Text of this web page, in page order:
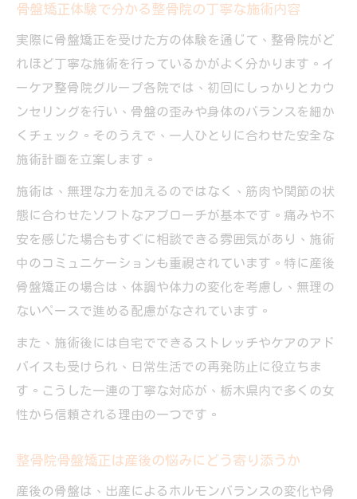
骨盤矯正体験で分かる整骨院の丁寧な施術内容
実際に骨盤矯正を受けた方の体験を通じて、整骨院がど
れほど丁寧な施術を行っているかがよく分かります。イ
ーケア整骨院グループ各院では、初回にしっかりとカウ
ンセリングを行い、骨盤の歪みや身体のバランスを細か
くチェック。そのうえで、一人ひとりに合わせた安全な
施術計画を立案します。
施術は、無理な力を加えるのではなく、筋肉や関節の状
態に合わせたソフトなアプローチが基本です。痛みや不
安を感じた場合もすぐに相談できる雰囲気があり、施術
中のコミュニケーションも重視されています。特に産後
骨盤矯正の場合は、体調や体力の変化を考慮し、無理の
ないペースで進める配慮がなされています。
また、施術後には自宅でできるストレッチやケアのアド
バイスも受けられ、日常生活での再発防止に役立ちま
す。こうした一連の丁寧な対応が、栃木県内で多くの女
性から信頼される理由の一つです。
整骨院骨盤矯正は産後の悩みにどう寄り添うか
産後の骨盤は、出産によるホルモンバランスの変化や骨